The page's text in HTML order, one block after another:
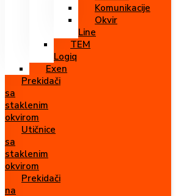
Komunikacije
Okvir
Line
TEM
Logiq
Exen
Prekidači
sa
staklenim
okvirom
Utičnice
sa
staklenim
okvirom
Prekidači
na